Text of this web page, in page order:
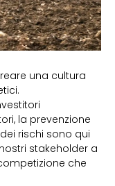
una cultura
la prevenzione
rischi sono qui
stakeholder a
che